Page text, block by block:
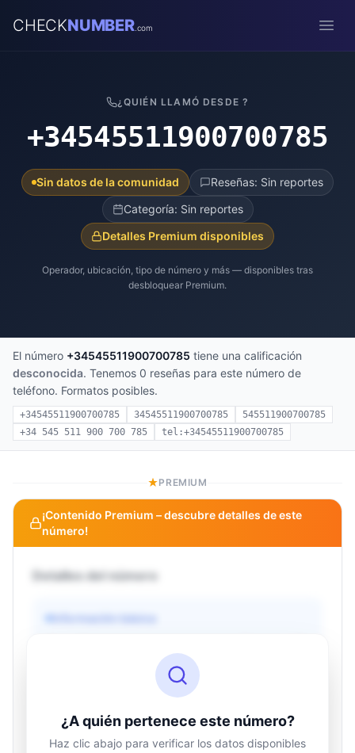
CHECKNUMBER.com
¿QUIÉN LLAMÓ DESDE ?
+34545511900700785
Sin datos de la comunidad
Reseñas: Sin reportes
Categoría: Sin reportes
Detalles Premium disponibles
Operador, ubicación, tipo de número y más — disponibles tras
desbloquear Premium.
El número +34545511900700785 tiene una calificación
desconocida. Tenemos 0 reseñas para este número de
teléfono. Formatos posibles.
+34545511900700785 34545511900700785
545511900700785
+34 545 511 900 700 785
tel:+34545511900700785
PREMIUM
¡Contenido Premium – descubre detalles de este
número!
Detalles del número
Información básica
¿A quién pertenece este número?
Haz clic abajo para verificar los datos disponibles